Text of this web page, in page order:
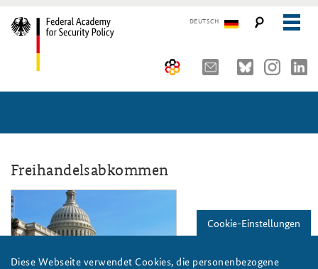
DEUTSCH
Advisory Board
Organisation
The Association of Friends
Partners
Young Leaders in Security Policy
Seminars, Conferences and Events
Security Policy Course for Senior Officials
Core Course on Security Policy
German Forum on Security Policy
Public Events
Working Papers
Freihandelsabkommen
Cookie-Einstellungen
Diese Webseite verwendet Cookies, die personenbezogene